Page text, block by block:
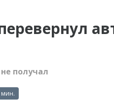
получал
мин.